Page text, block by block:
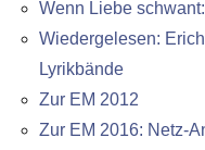
Wenn Liebe
Wiedergelesen:
Lyrikbände
Zur EM 2012
Zur EM 2016: Netz-